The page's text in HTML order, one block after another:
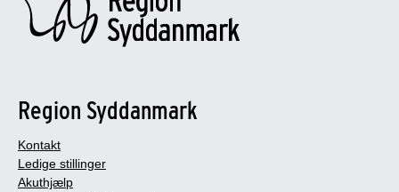
Region Syddanmark
Kontakt
Ledige stillinger
Akuthjælp